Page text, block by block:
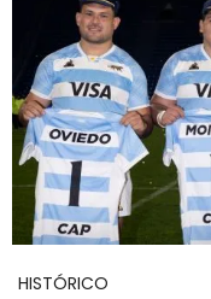
HISTÓRICO